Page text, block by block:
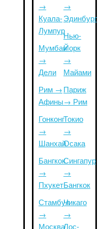
→
Куала-
Лумпур
Мумбаи
→
Дели
Рим →
Афины
Гонконг
→
Шанхай
Бангкок
→
Пхукет
Стамбул
→
Москва
→
Эдинбург
Нью-
Йорк
→
Майами
Париж
→ Рим
Токио
→
Осака
Сингапур
→
Бангкок
Чикаго
→
Лос-